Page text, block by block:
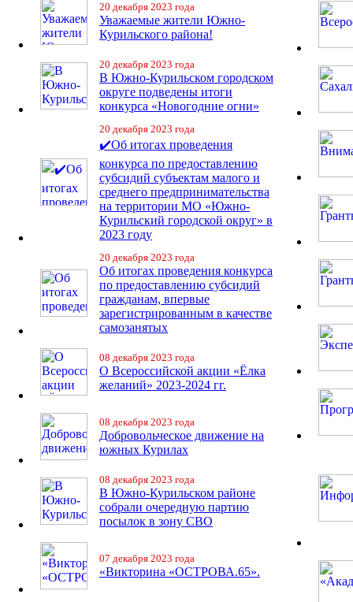
20 декабря 2023 года
Уважаемые жители Южно-
Курильского района!
20 декабря 2023 года
В Южно-Курильском городском
округе подведены итоги
конкурса «Новогодние огни»
20 декабря 2023 года
✔️Об итогах проведения
конкурса по предоставлению
субсидий субъектам малого и
среднего предпринимательства
на территории МО «Южно-
Курильский городской округ» в
2023 году
20 декабря 2023 года
Об итогах проведения конкурса
по предоставлению субсидий
гражданам, впервые
зарегистрированным в качестве
самозанятых
08 декабря 2023 года
О Всероссийской акции «Ёлка
желаний» 2023-2024 гг.
08 декабря 2023 года
Добровольческое движение на
южных Курилах
08 декабря 2023 года
В Южно-Курильском районе
собрали очередную партию
посылок в зону СВО
07 декабря 2023 года
«Викторина «ОСТРОВА.65».